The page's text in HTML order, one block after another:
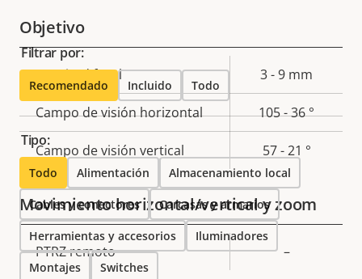
Objetivo
Descripción
de
propiedad
Valor de
la
propiedad
Longitud focal 3 - 9 mm
Campo de visión horizontal 105 - 36 °
Campo de visión vertical 57 - 21 °
Movimiento horizontal/vertical y zoom
Descripción
de
Valor de
PTRZ remoto –
Filtrar por:
Recomendado Incluido Todo
Tipo:
Todo Alimentación Almacenamiento local
Cables y conectores Carcasas y armarios
Herramientas y accesorios Iluminadores
Montajes Switches